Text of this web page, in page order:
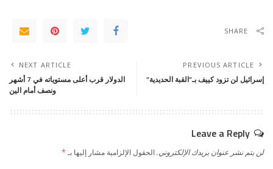
SHARE
PREVIOUS ARTICLE
إسرائيل لن تزود كييف بـ”القبة الحديدية”
NEXT ARTICLE
الدولار قرب أعلى مستوياته في 7 أشهر
ونصف أمام الين
Leave a Reply
لن يتم نشر عنوان بريدك الإلكتروني.الحقول الإلزامية مشار إليها بـ*